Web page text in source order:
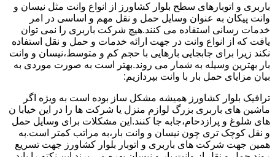
باربری و اتوبارهای سطح بلوار کشاورز از انواع وانت مثل نیسان و
وانت پیکان به عنوان وسایل حمل و نقل مهم و اساسی در امر
خدمات رسانی استفاده می کنند.هیچ شرکت باربری را نمی توان
یافت که از انواع وانت در جهت ارائه خدمات و حمل و نقل استفاده
نکند زیرا برای جابجایی بارهایی با حجم کم و متوسط،نیسان و وانت
بار بهترین وسیله به شمار می روند.بهتر است به صورت موردی به
بیان مزایای حمل بار با وانت بپردازیم:
ترافیک بلوار کشاورز همیشه مشکل ساز بوده است به ویژه اگر
ماشین های باربری بزرگ لوازم منزل یا شرکت ها را در این خیابا ن
های شلوغ و پرازدحام،جابه جا کنند.این مشکلات برای وسایل حمل
و نقل کوچک تری چون نیسان و وانت بار،به مراتب کمتر است.به
همین جهت شرکت های باربری و اتوبار بلوار کشاورز جهت تسریع